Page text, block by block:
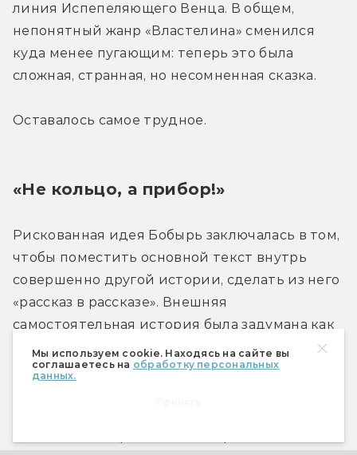
Мы используем cookie. Находясь на сайте вы
соглашаетесь на обработку персональных
данных.
линия Испепеляющего Венца. В общем,
непонятный жанр «Властелина» сменился
куда менее пугающим: теперь это была
сложная, странная, но несомненная сказка.
Оставалось самое трудное.
«Не кольцо, а прибор!»
Рискованная идея Бобырь заключалась в том,
чтобы поместить основной текст внутрь
совершенно другой истории, сделать из него
«рассказ в рассказе». Внешняя
самостоятельная история была задумана как
«стандартная научно-фантастическая» и
должна была «скрыть», «спрятать» в себе